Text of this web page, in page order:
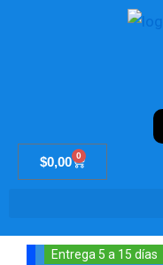
$0,00 0
Cart
Entrega 5 a 15 días